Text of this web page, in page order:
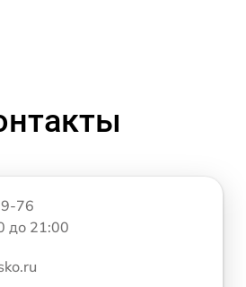
76
до 21:00